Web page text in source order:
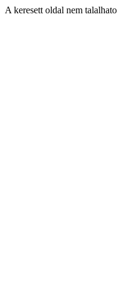
A keresett oldal nem talalhato